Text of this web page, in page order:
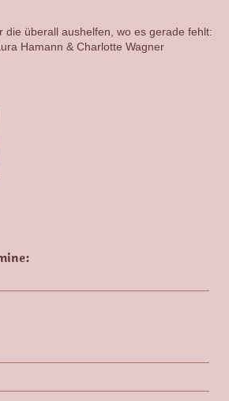
die überall aushelfen, wo es gerade fehlt:
Hamann & Charlotte Wagner